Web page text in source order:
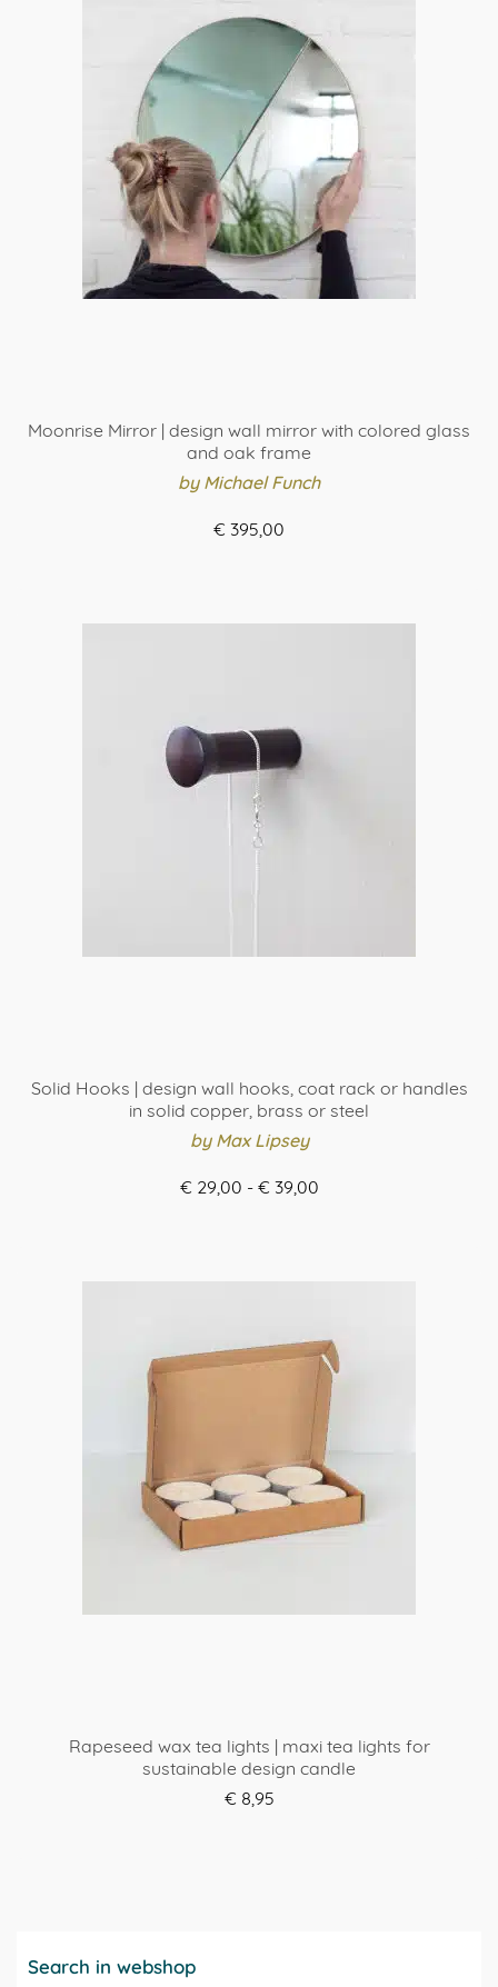
Moonrise Mirror | design wall mirror with colored glass
and oak frame
by Michael Funch
€ 395,00
Solid Hooks | design wall hooks, coat rack or handles
in solid copper, brass or steel
by Max Lipsey
€ 29,00 - € 39,00Prijsklasse:
variaties.
gekozen
worden
op
Rapeseed wax tea lights | maxi tea lights for
sustainable design candle
€ 8,95
Search in webshop